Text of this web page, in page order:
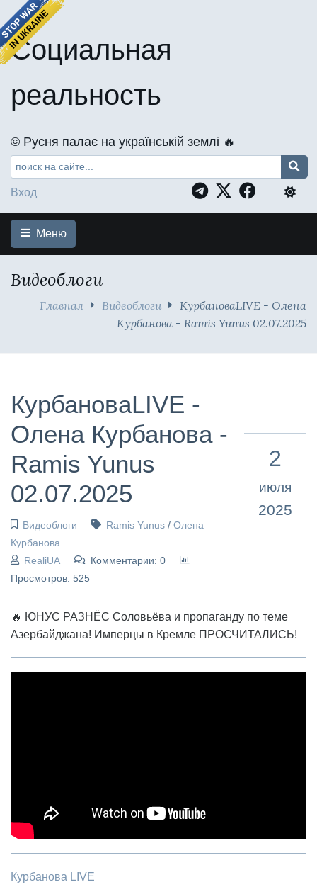
Социальная
реальность
©️ Русня палає на українській землі 🔥
Вход
Меню
Видеоблоги
Главная Видеоблоги
КурбановаLIVE - Олена
Курбанова - Ramis Yunus 02.07.2025
КурбановаLIVE -
Олена Курбанова -
Ramis Yunus
02.07.2025
Видеоблоги Ramis Yunus/ Олена
Курбанова
RealiUA
Комментарии: 0
Просмотров: 525
2
июля
2025
🔥 ЮНУС РАЗНЁС Соловьёва и пропаганду по теме
Азербайджана! Имперцы в Кремле ПРОСЧИТАЛИСЬ!
Курбанова LIVE